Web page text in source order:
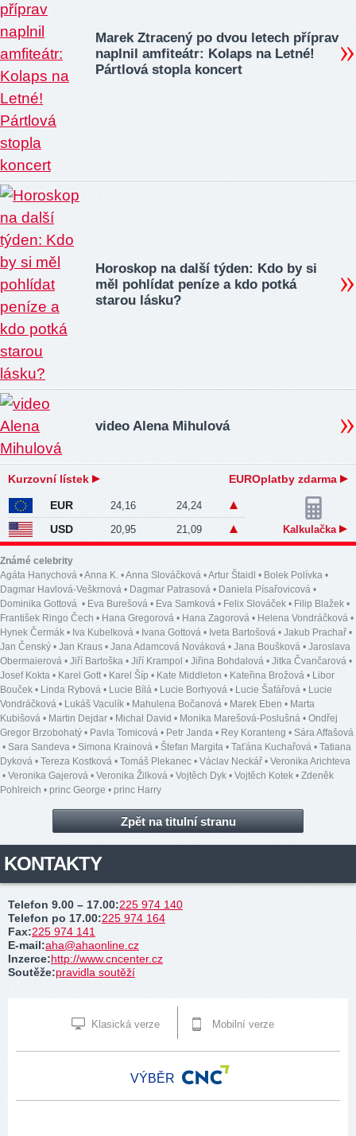
Marek Ztracený po dvou letech příprav
naplnil amfiteátr: Kolaps na Letné!
Pártlová stopla koncert
Horoskop na další týden: Kdo by si
měl pohlídat peníze a kdo potká
starou lásku?
video Alena Mihulová
Kurzovní lístek EUROplatby zdarma
EUR 24,16 24,24
USD 20,95 21,09 Kalkulačka
Známé celebrity
Agáta Hanychová •Anna K. •Anna Slováčková •Artur Štaidl • Bolek Polívka •
Dagmar Havlová-Veškrnová • Dagmar Patrasová • Daniela Písařovicová •
Dominika Gottová • Eva Burešová • Eva Samková • Felix Slováček • Filip Blažek •
František Ringo Čech • Hana Gregorová • Hana Zagorová • Helena Vondráčková •
Hynek Čermák • Iva Kubelková • Ivana Gottová • Iveta Bartošová • Jakub Prachař •
Jan Čenský • Jan Kraus • Jana Adamcová Nováková • Jana Boušková • Jaroslava
Obermaierová • Jiří Bartoška • Jiří Krampol • Jiřina Bohdalová • Jitka Čvančarová •
Josef Kokta • Karel Gott • Karel Šíp • Kate Middleton • Kateřina Brožová • Libor
Bouček • Linda Rybová • Lucie Bílá • Lucie Borhyová • Lucie Šafářová • Lucie
Vondráčková • Lukáš Vaculík • Mahulena Bočanová • Marek Eben • Marta
Kubišová • Martin Dejdar • Michal David • Monika Marešová-Poslušná • Ondřej
Gregor Brzobohatý • Pavla Tomicová • Petr Janda • Rey Koranteng • Sára Affašová
• Sara Sandeva • Simona Krainová • Štefan Margita • Taťána Kuchařová • Tatiana
Dyková • Tereza Kostková • Tomáš Plekanec • Václav Neckář • Veronika Arichteva
• Veronika Gajerová • Veronika Žilková • Vojtěch Dyk • Vojtěch Kotek • Zdeněk
Pohlreich • princ George • princ Harry
Zpět na titulní stranu
KONTAKTY
Telefon 9.00 – 17.00:225 974 140
Telefon po 17.00:225 974 164
Fax:225 974 141
E-mail:aha@ahaonline.cz
Inzerce:http://www.cncenter.cz
Soutěže:pravidla soutěží
Klasická verze Mobilní verze
VÝBĚR